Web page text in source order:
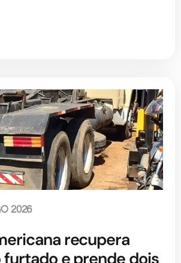
2026
recupera
furtado e prende dois